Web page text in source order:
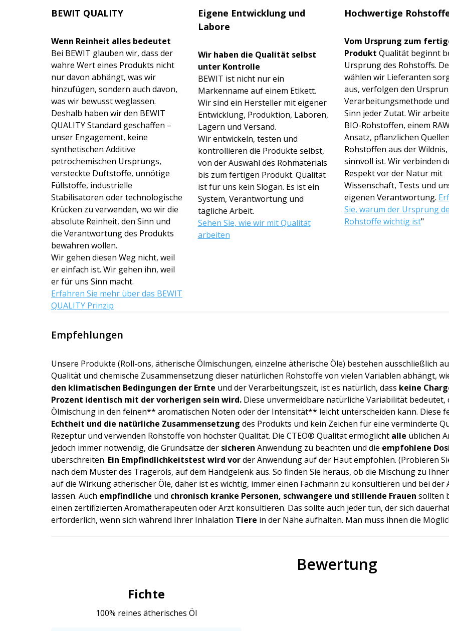
BEWIT QUALITY
Wenn Reinheit alles bedeutet
Bei BEWIT glauben wir, dass der
wahre Wert eines Produkts nicht
nur davon abhängt, was wir
hinzufügen, sondern auch davon,
was wir bewusst weglassen.
Deshalb haben wir den BEWIT
QUALITY Standard geschaffen –
unser Engagement, keine
synthetischen Additive
petrochemischen Ursprungs,
versteckte Duftstoffe, unnötige
Füllstoffe, industrielle
Stabilisatoren oder technologische
Krücken zu verwenden, wo wir die
absolute Reinheit, den Sinn und
die Verantwortung des Produkts
bewahren wollen.
Wir gehen diesen Weg nicht, weil
er einfach ist. Wir gehen ihn, weil
er für uns Sinn macht.
Erfahren Sie mehr über das BEWIT
QUALITY Prinzip
Eigene Entwicklung und
Labore
Wir haben die Qualität selbst
unter Kontrolle
BEWIT ist nicht nur ein
Markenname auf einem Etikett.
Wir sind ein Hersteller mit eigener
Entwicklung, Produktion, Laboren,
Lagern und Versand.
Wir entwickeln, testen und
kontrollieren die Produkte selbst,
von der Auswahl des Rohmaterials
bis zum fertigen Produkt. Qualität
ist für uns kein Slogan. Es ist ein
System, Verantwortung und
tägliche Arbeit.
Sehen Sie, wie wir mit Qualität
arbeiten
Hochwertige
Vom Ursprung zum
Produkt Qualität beginnt
Ursprung des Rohstoffs.
wählen wir Lieferanten
aus, verfolgen den
Verarbeitungsmet­hode
Sinn jeder Zutat. Wir
BIO-Rohstoffen, einem
Ansatz, pflanzlichen
Rohstoffen aus der
sinnvoll ist. Wir verbinden
Respekt vor der Natur mit
Wissenschaft, Tests und
eigenen Verantwortung.
Sie, warum der Ursprung
Rohstoffe wichtig ist"
Empfehlungen
Unsere Produkte (Roll-ons, ätherische Ölmischungen, einzelne ätherische Öle) bestehen ausschließlich
Qualität und chemische Zusammensetzung dieser natürlichen Rohstoffe von vielen Variablen abhängt,
den klimatischen Bedingungen der Ernte und der Verarbeitungszeit, ist es natürlich, dass keine
Prozent identisch mit der vorherigen sein wird. Diese unvermeidbare natürliche Variabilität bedeutet,
Ölmischung in den feinen** aromatischen Noten oder der Intensität** leicht unterscheiden kann. Diese
Echtheit und die natürliche Zusammensetzung des Produkts und kein Zeichen für eine verminderte
Rezeptur und verwenden Rohstoffe von höchster Qualität. Die CTEO® Qualität ermöglicht alle üblichen
jedoch immer notwendig, die Grundsätze der sicheren Anwendung zu beachten und die empfohlene
überschreiten. Ein Empfindlichke­itstest wird vorder Anwendung auf der Haut empfohlen. (Probieren
nach dem Muster des Trägeröls, auf dem Handgelenk aus. So finden Sie heraus, ob die Mischung zu
auf die Wirkung ätherischer Öle, daher ist es wichtig, immer einen Fachmann zu konsultieren und bei
lassen. Auch empfindliche und chronisch kranke Personen, schwangere und stillende Frauen sollten
einen zertifizierten Aromatherapeuten oder Arzt konsultieren. Das sollte auch jeder tun, der sich
erforderlich, wenn sich während Ihrer Inhalation Tiere in der Nähe aufhalten. Man muss ihnen die
Bewertung
Fichte
100% reines ätherisches Öl